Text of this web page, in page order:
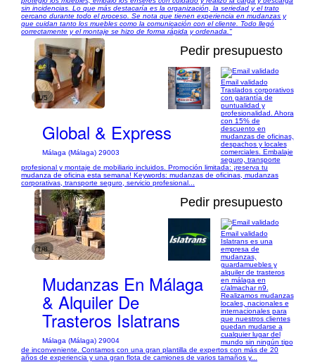
sin incidencias. Lo que más destacaría es la organización, la seriedad y el trato
cercano durante todo el proceso. Se nota que tienen experiencia en mudanzas y
que cuidan tanto los muebles como la comunicación con el cliente. Todo llegó
correctamente y el montaje se hizo de forma rápida y ordenada."
1/5
Pedir presupuesto
Global & Express
Málaga (Málaga) 29003
Email validado
Traslados corporativos
con garantía de
puntualidad y
profesionalidad. Ahora
con 15% de
descuento en
mudanzas de oficinas,
despachos y locales
comerciales. Embalaje
seguro, transporte
profesional y montaje de mobiliario incluidos. Promoción limitada: ¡reserva tu
mudanza de oficina esta semana! Keywords: mudanzas de oficinas, mudanzas
corporativas, transporte seguro, servicio profesional...
1/8
Pedir presupuesto
Mudanzas En Málaga
& Alquiler De
Trasteros Islatrans
Málaga (Málaga) 29004
Email validado
Islatrans es una
empresa de
mudanzas,
guardamuebles y
alquiler de trasteros
en málaga en
c/almachar n9.
Realizamos mudanzas
locales, nacionales e
internacionales para
que nuestros clientes
puedan mudarse a
cualquier lugar del
mundo sin ningún tipo
de inconveniente. Contamos con una gran plantilla de expertos con más de 20
años de experiencia y una gran flota de camiones de varios tamaños y...